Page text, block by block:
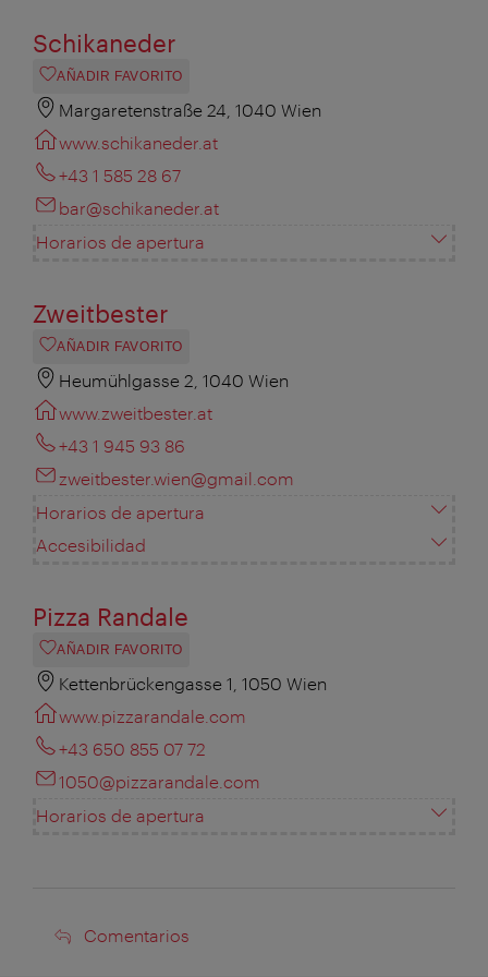
Schikaneder
AÑADIR FAVORITO
Margaretenstraße 24, 1040 Wien
www.schikaneder.at
+43 1 585 28 67
bar@schikaneder.at
Horarios de apertura
Zweitbester
AÑADIR FAVORITO
Heumühlgasse 2, 1040 Wien
www.zweitbester.at
+43 1 945 93 86
zweitbester.wien@gmail.com
Horarios de apertura
Accesibilidad
Pizza Randale
AÑADIR FAVORITO
Kettenbrückengasse 1, 1050 Wien
www.pizzarandale.com
+43 650 855 07 72
1050@pizzarandale.com
Horarios de apertura
Comentarios
Comentarios